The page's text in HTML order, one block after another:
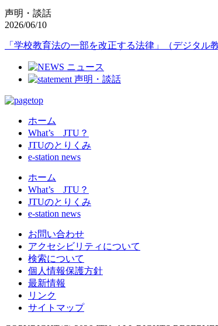
声明・談話
2026/06/10
「学校教育法の一部を改正する法律」（デジタル
ホーム
What’s JTU？
JTUのとりくみ
e-station news
ホーム
What’s JTU？
JTUのとりくみ
e-station news
お問い合わせ
アクセシビリティについて
検索について
個人情報保護方針
最新情報
リンク
サイトマップ